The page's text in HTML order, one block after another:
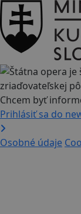
Chcem byť
Prihlásiť sa do
Osobné údaje